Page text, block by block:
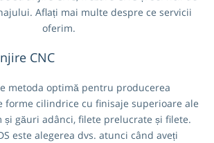
Aflați mai multe despre ce servicii
oferim.
CNC
metoda optimă pentru producerea
cilindrice cu finisaje superioare ale
și găuri adânci, filete prelucrate și filete.
este alegerea dvs. atunci când aveți